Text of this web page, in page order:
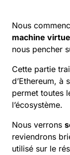
Nous
machine
nous pencher
Cette partie
d’Ethereum, à
permet toutes
l’écosystème.
Nous verrons
reviendrons
utilisé sur le